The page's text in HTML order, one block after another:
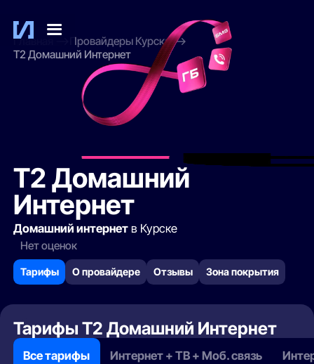
Главная
Провайдеры Курска
Т2 Домашний Интернет
Т2 Домашний
Интернет
Домашний интернет в Курске
Нет оценок
Тарифы О провайдере Отзывы Зона покрытия
Тарифы Т2 Домашний Интернет
Все тарифы Интернет + ТВ + Моб. связь